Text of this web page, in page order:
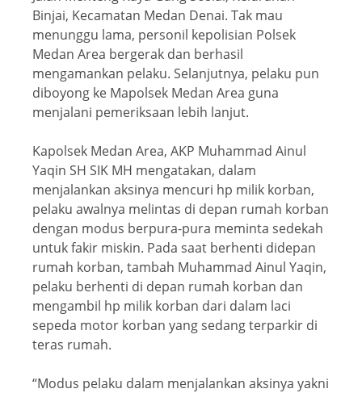
Binjai, Kecamatan Medan Denai. Tak mau
menunggu lama, personil kepolisian Polsek
Medan Area bergerak dan berhasil
mengamankan pelaku. Selanjutnya, pelaku pun
diboyong ke Mapolsek Medan Area guna
menjalani pemeriksaan lebih lanjut.
Kapolsek Medan Area, AKP Muhammad Ainul
Yaqin SH SIK MH mengatakan, dalam
menjalankan aksinya mencuri hp milik korban,
pelaku awalnya melintas di depan rumah korban
dengan modus berpura-pura meminta sedekah
untuk fakir miskin. Pada saat berhenti didepan
rumah korban, tambah Muhammad Ainul Yaqin,
pelaku berhenti di depan rumah korban dan
mengambil hp milik korban dari dalam laci
sepeda motor korban yang sedang terparkir di
teras rumah.
“Modus pelaku dalam menjalankan aksinya yakni